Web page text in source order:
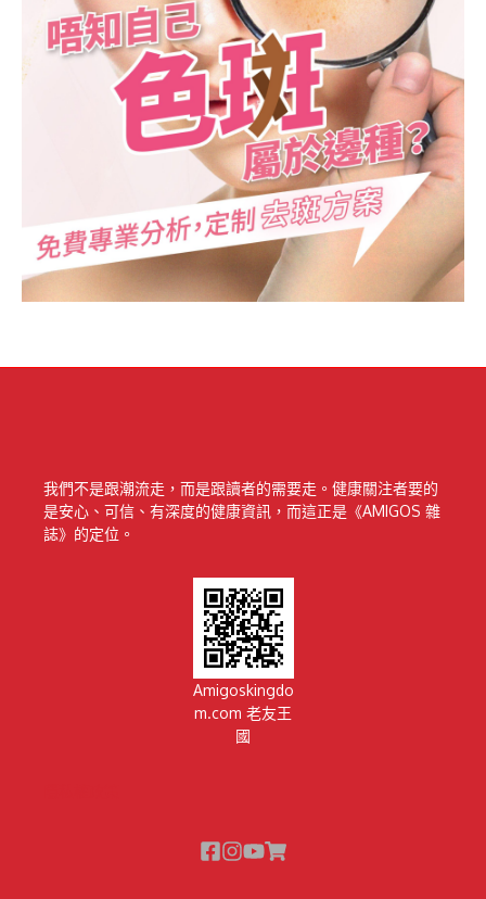
我們不是跟潮流走，而是跟讀者的需要走。健康關注者要的
是安心、可信、有深度的健康資訊，而這正是《AMIGOS 雜
誌》的定位。
Amigoskingdo
m.com 老友王
國